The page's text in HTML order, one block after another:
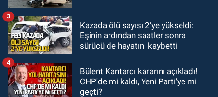
GÜNDEM
00:22
yönetiminden neden yok?
Kazada ölü sayısı 2’ye yükseldi:
Eşinin ardından saatler sonra
sürücü de hayatını kaybetti
3
Bülent Kantarcı kararını açıkladı!
CHP'de mi kaldı, Yeni Parti'ye mi
geçti?
4